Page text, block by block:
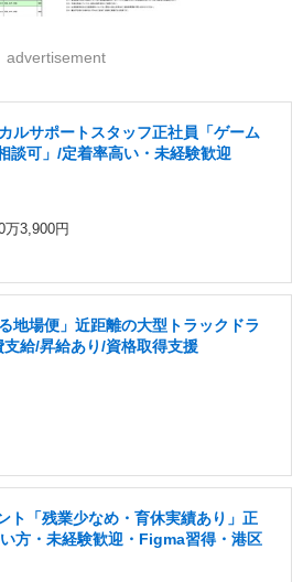
advertisement
ルサポートスタッフ正社員「ゲーム
談可」/定着率高い・未経験歓迎
万3,900円
地場便」近距離の大型トラックドラ
給/昇給あり/資格取得支援
ト「残業少なめ・育休実績あり」正
方・未経験歓迎・Figma習得・港区